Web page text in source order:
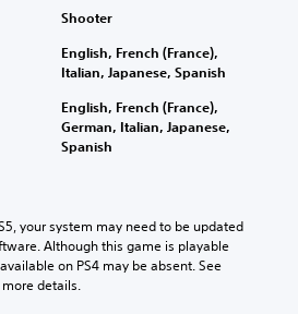
Shooter
English, French (France),
Italian, Japanese, Spanish
English, French (France),
German, Italian, Japanese,
Spanish
your system may need to be updated
Although this game is playable
on PS4 may be absent. See
details.